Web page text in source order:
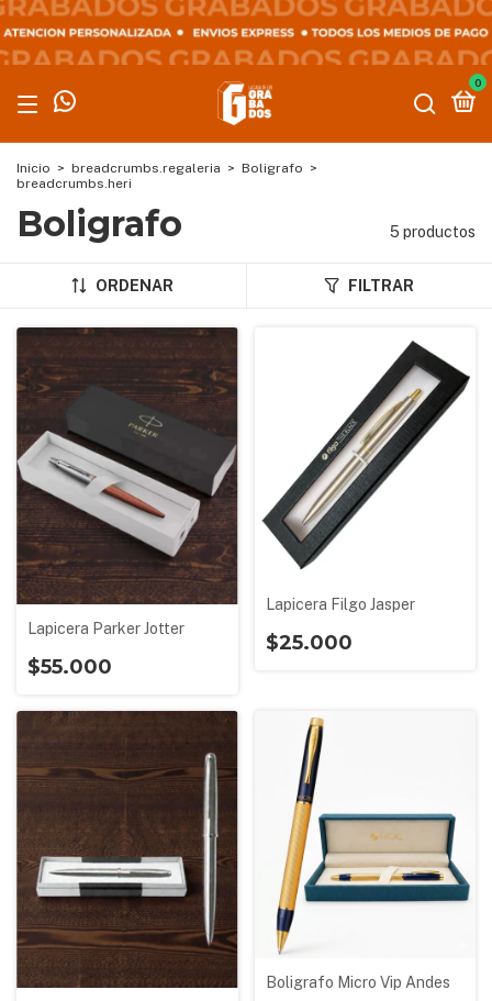
0
Inicio > breadcrumbs.regaleria > Boligrafo >
breadcrumbs.heri
Boligrafo 5 productos
ORDENAR FILTRAR
Lapicera Parker Jotter
$55.000
Lapicera Filgo Jasper
$25.000
Boligrafo Micro Vip Andes